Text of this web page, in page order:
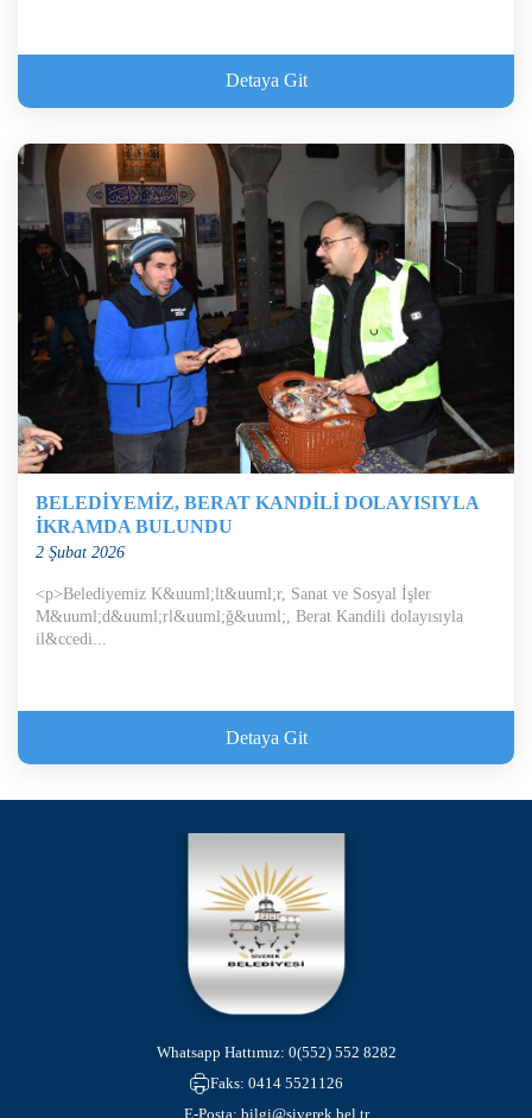
Detaya Git
BELEDİYEMİZ, BERAT KANDİLİ DOLAYISIYLA
İKRAMDA BULUNDU
2 Şubat 2026
<p>Belediyemiz K&uuml;lt&uuml;r, Sanat ve Sosyal İşler
M&uuml;d&uuml;rl&uuml;ğ&uuml;, Berat Kandili dolayısıyla
il&ccedi...
Detaya Git
Whatsapp Hattımız: 0(552) 552 8282
Faks: 0414 5521126
E-Posta: bilgi@siverek.bel.tr